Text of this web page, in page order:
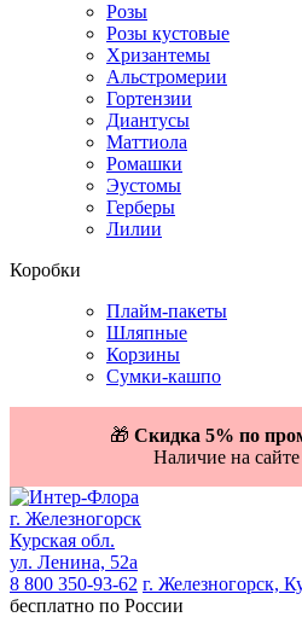
Розы
Розы кустовые
Хризантемы
Альстромерии
Гортензии
Диантусы
Маттиола
Ромашки
Эустомы
Герберы
Лилии
Коробки
Плайм-пакеты
Шляпные
Корзины
Сумки-кашпо
🎁 Скидка 5% по
Наличие на
г. Железногорск
Курская обл.
ул. Ленина, 52а
8 800 350-93-62 г. Железногорск,
бесплатно по России